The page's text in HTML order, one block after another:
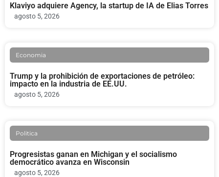
Klaviyo adquiere Agency, la startup de IA de Elias Torres
agosto 5, 2026
Economia
Trump y la prohibición de exportaciones de petróleo:
impacto en la industria de EE.UU.
agosto 5, 2026
Politica
Progresistas ganan en Michigan y el socialismo
democrático avanza en Wisconsin
agosto 5, 2026